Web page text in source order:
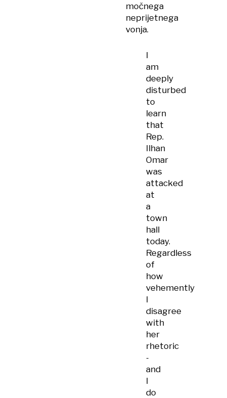
močnega
neprijetnega
vonja.
I
am
deeply
disturbed
to
learn
that
Rep.
Ilhan
Omar
was
attacked
at
a
town
hall
today.
Regardless
of
how
vehemently
I
disagree
with
her
rhetoric
-
and
I
do